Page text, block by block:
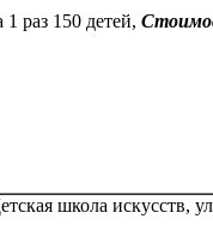
1 раз 150 детей,
школа искусств,